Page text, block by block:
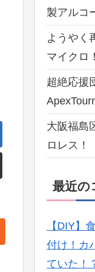
製アルコ
ようやく
マイクロ！
超絶応援
大阪福島
ロレス！
最近の
【DIY】
付け！カ
ていた！